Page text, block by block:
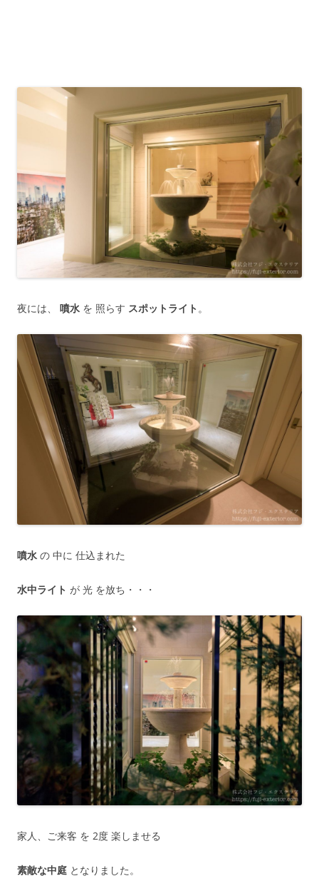
夜には、 噴水 を 照らす スポットライト 。
噴水 の 中に 仕込まれた
水中ライト が 光 を放ち・・・
家人、ご来客 を 2度 楽しませる
素敵な中庭 となりました。